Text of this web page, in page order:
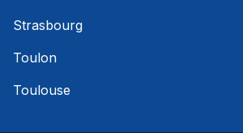
Strasbourg
Toulon
Toulouse